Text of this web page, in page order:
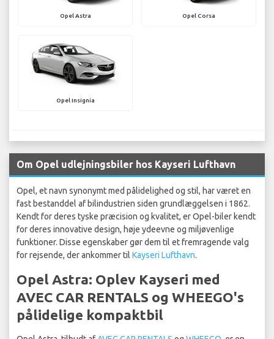
Opel Astra Opel Corsa
Opel Insignia
Om Opel udlejningsbiler hos Kayseri Lufthavn
Opel, et navn synonymt med pålidelighed og stil, har været en
fast bestanddel af bilindustrien siden grundlæggelsen i 1862.
Kendt for deres tyske præcision og kvalitet, er Opel-biler kendt
for deres innovative design, høje ydeevne og miljøvenlige
funktioner. Disse egenskaber gør dem til et fremragende valg
for rejsende, der ankommer til Kayseri Lufthavn.
Opel Astra: Oplev Kayseri med
AVEC CAR RENTALS og WHEEGO's
pålidelige kompaktbil